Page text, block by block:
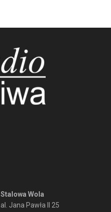
Stalowa Wola
al. Jana Pawła II 25